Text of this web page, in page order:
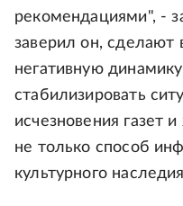
рекомендациями", -
заверил он, сделают
негативную
стабилизировать
исчезновения газет
не только способ
культурного